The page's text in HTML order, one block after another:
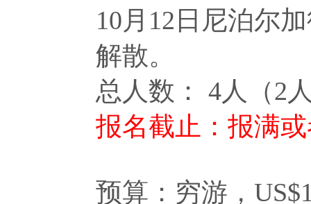
10月12日尼泊尔
解散。
总人数： 4人（2
报名截止：报满
预算：穷游，